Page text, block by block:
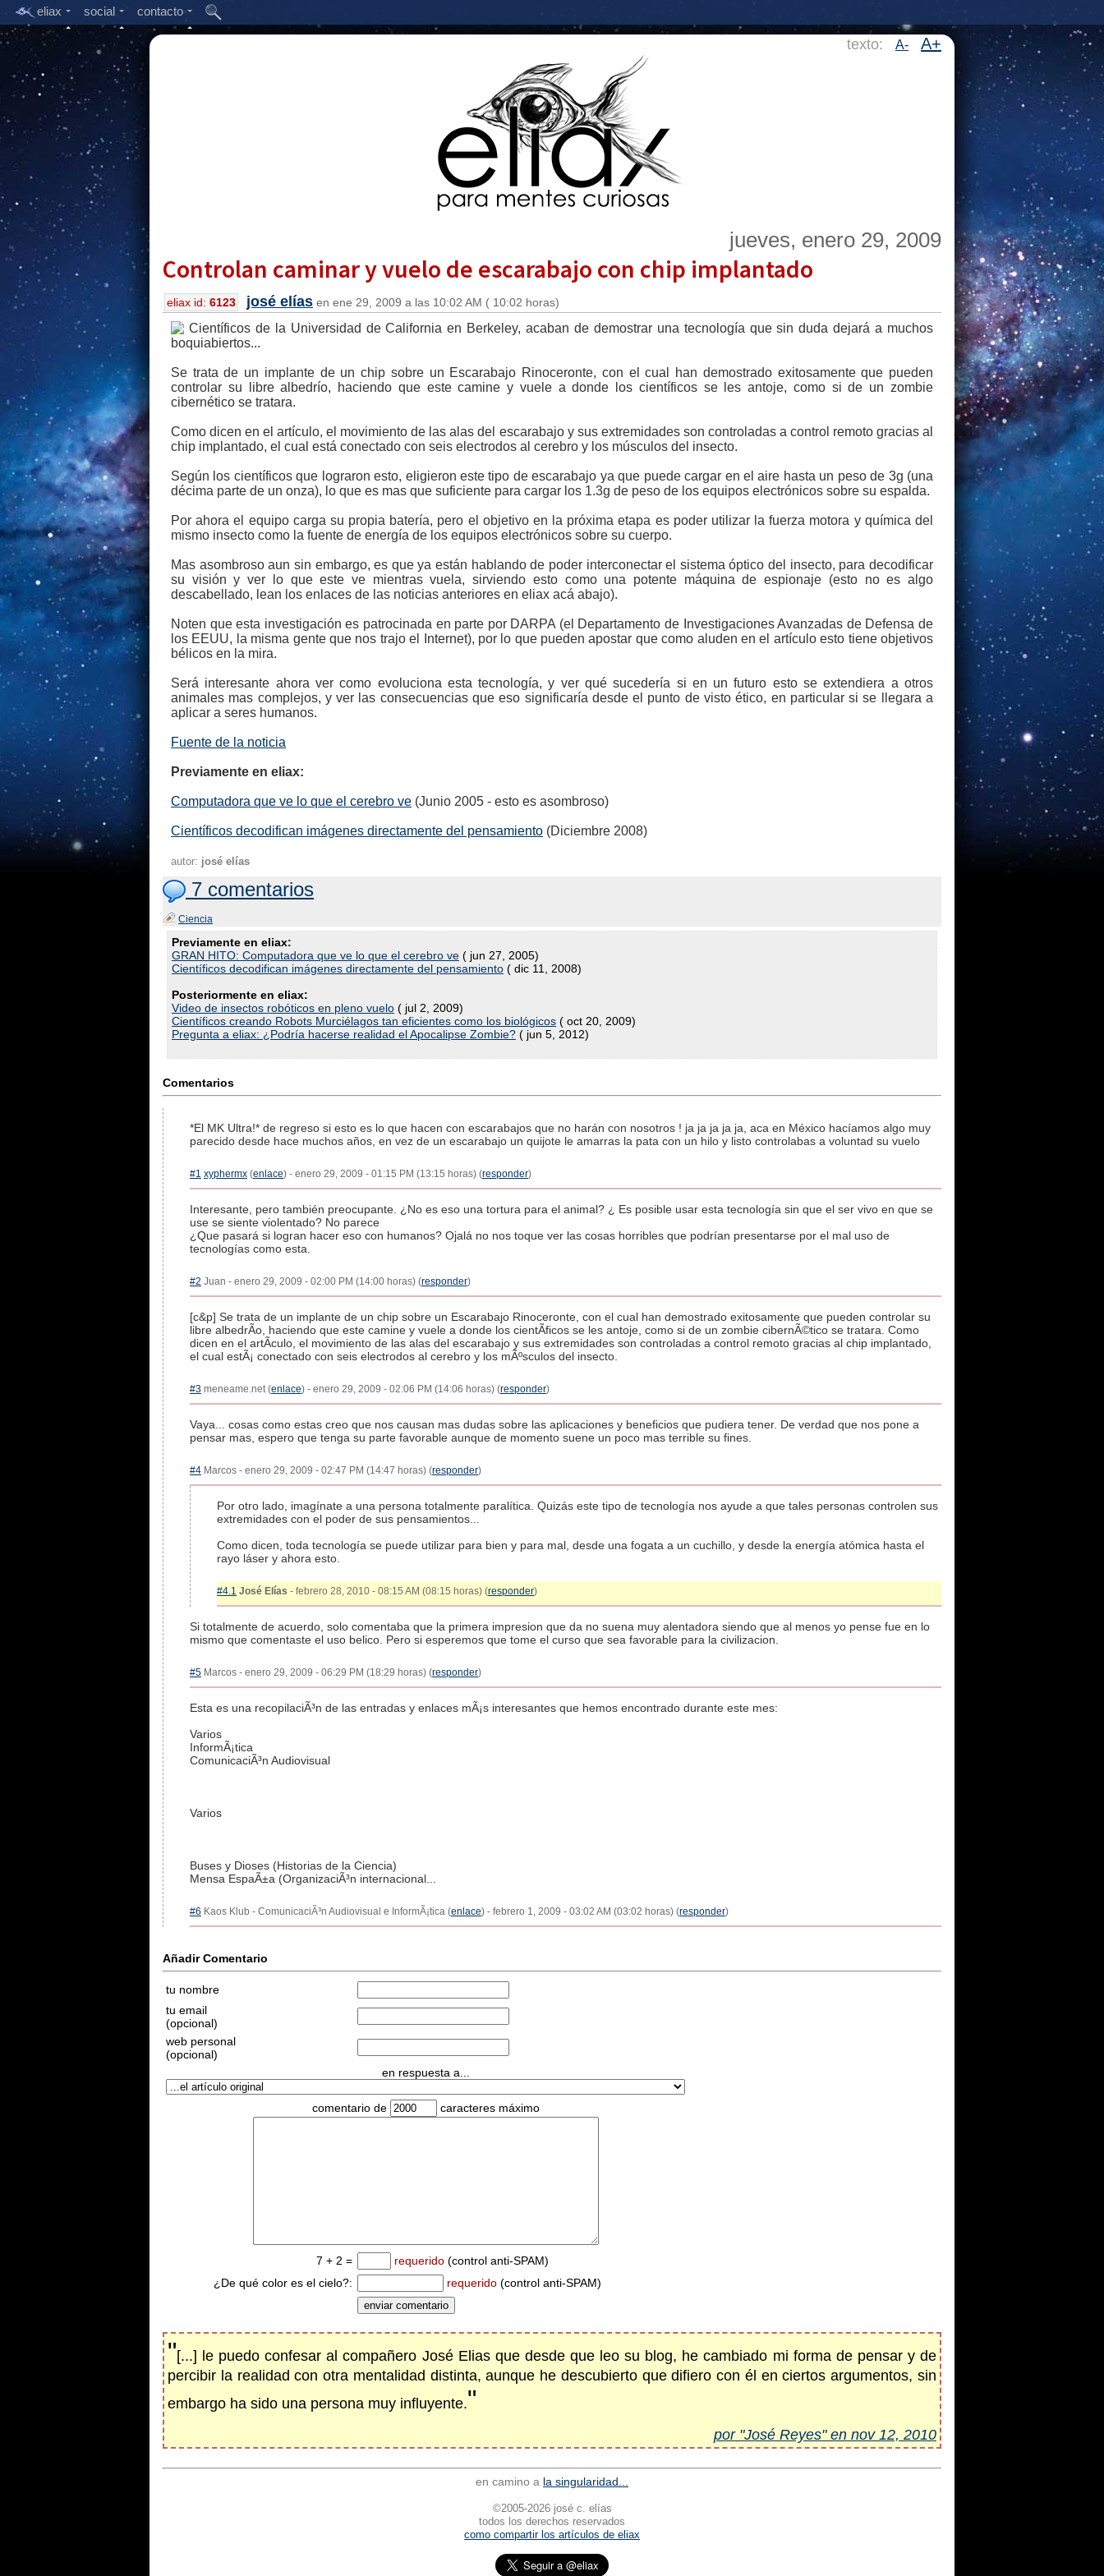
eliax social contacto
texto: A- A+
jueves, enero 29, 2009
Controlan caminar y vuelo de escarabajo con chip implantado
eliax id: 6123 josé elías en ene 29, 2009 a las 10:02 AM ( 10:02 horas)
Científicos de la Universidad de California en Berkeley, acaban de demostrar una tecnología que sin duda dejará a muchos
boquiabiertos...
Se trata de un implante de un chip sobre un Escarabajo Rinoceronte, con el cual han demostrado exitosamente que pueden
controlar su libre albedrío, haciendo que este camine y vuele a donde los científicos se les antoje, como si de un zombie
cibernético se tratara.
Como dicen en el artículo, el movimiento de las alas del escarabajo y sus extremidades son controladas a control remoto gracias al
chip implantado, el cual está conectado con seis electrodos al cerebro y los músculos del insecto.
Según los científicos que lograron esto, eligieron este tipo de escarabajo ya que puede cargar en el aire hasta un peso de 3g (una
décima parte de un onza), lo que es mas que suficiente para cargar los 1.3g de peso de los equipos electrónicos sobre su espalda.
Por ahora el equipo carga su propia batería, pero el objetivo en la próxima etapa es poder utilizar la fuerza motora y química del
mismo insecto como la fuente de energía de los equipos electrónicos sobre su cuerpo.
Mas asombroso aun sin embargo, es que ya están hablando de poder interconectar el sistema óptico del insecto, para decodificar
su visión y ver lo que este ve mientras vuela, sirviendo esto como una potente máquina de espionaje (esto no es algo
descabellado, lean los enlaces de las noticias anteriores en eliax acá abajo).
Noten que esta investigación es patrocinada en parte por DARPA (el Departamento de Investigaciones Avanzadas de Defensa de
los EEUU, la misma gente que nos trajo el Internet), por lo que pueden apostar que como aluden en el artículo esto tiene objetivos
bélicos en la mira.
Será interesante ahora ver como evoluciona esta tecnología, y ver qué sucedería si en un futuro esto se extendiera a otros
animales mas complejos, y ver las consecuencias que eso significaría desde el punto de visto ético, en particular si se llegara a
aplicar a seres humanos.
Fuente de la noticia
Previamente en eliax:
Computadora que ve lo que el cerebro ve (Junio 2005 - esto es asombroso)
Científicos decodifican imágenes directamente del pensamiento (Diciembre 2008)
autor: josé elías
7 comentarios
Ciencia
Previamente en eliax:
GRAN HITO: Computadora que ve lo que el cerebro ve ( jun 27, 2005)
Científicos decodifican imágenes directamente del pensamiento ( dic 11, 2008)
Posteriormente en eliax:
Video de insectos robóticos en pleno vuelo ( jul 2, 2009)
Científicos creando Robots Murciélagos tan eficientes como los biológicos ( oct 20, 2009)
Pregunta a eliax: ¿Podría hacerse realidad el Apocalipse Zombie? ( jun 5, 2012)
Comentarios
*El MK Ultra!* de regreso si esto es lo que hacen con escarabajos que no harán con nosotros ! ja ja ja ja ja, aca en México hacíamos algo muy
parecido desde hace muchos años, en vez de un escarabajo un quijote le amarras la pata con un hilo y listo controlabas a voluntad su vuelo
#1 xyphermx (enlace) - enero 29, 2009 - 01:15 PM (13:15 horas) (responder)
Interesante, pero también preocupante. ¿No es eso una tortura para el animal? ¿ Es posible usar esta tecnología sin que el ser vivo en que se
use se siente violentado? No parece
¿Que pasará si logran hacer eso con humanos? Ojalá no nos toque ver las cosas horribles que podrían presentarse por el mal uso de
tecnologías como esta.
#2 Juan - enero 29, 2009 - 02:00 PM (14:00 horas) (responder)
[c&p] Se trata de un implante de un chip sobre un Escarabajo Rinoceronte, con el cual han demostrado exitosamente que pueden controlar su
libre albedrÃ­o, haciendo que este camine y vuele a donde los cientÃ­ficos se les antoje, como si de un zombie cibernÃ©tico se tratara. Como
dicen en el artÃ­culo, el movimiento de las alas del escarabajo y sus extremidades son controladas a control remoto gracias al chip implantado,
el cual estÃ¡ conectado con seis electrodos al cerebro y los mÃºsculos del insecto.
#3 meneame.net (enlace) - enero 29, 2009 - 02:06 PM (14:06 horas) (responder)
Vaya... cosas como estas creo que nos causan mas dudas sobre las aplicaciones y beneficios que pudiera tener. De verdad que nos pone a
pensar mas, espero que tenga su parte favorable aunque de momento suene un poco mas terrible su fines.
#4 Marcos - enero 29, 2009 - 02:47 PM (14:47 horas) (responder)
Por otro lado, imagínate a una persona totalmente paralítica. Quizás este tipo de tecnología nos ayude a que tales personas controlen sus
extremidades con el poder de sus pensamientos...
Como dicen, toda tecnología se puede utilizar para bien y para mal, desde una fogata a un cuchillo, y desde la energía atómica hasta el
rayo láser y ahora esto.
#4.1 José Elías - febrero 28, 2010 - 08:15 AM (08:15 horas) (responder)
Si totalmente de acuerdo, solo comentaba que la primera impresion que da no suena muy alentadora siendo que al menos yo pense fue en lo
mismo que comentaste el uso belico. Pero si esperemos que tome el curso que sea favorable para la civilizacion.
#5 Marcos - enero 29, 2009 - 06:29 PM (18:29 horas) (responder)
Esta es una recopilaciÃ³n de las entradas y enlaces mÃ¡s interesantes que hemos encontrado durante este mes:
Varios
InformÃ¡tica
ComunicaciÃ³n Audiovisual
Varios
Buses y Dioses (Historias de la Ciencia)
Mensa EspaÃ±a (OrganizaciÃ³n internacional...
#6 Kaos Klub - ComunicaciÃ³n Audiovisual e InformÃ¡tica (enlace) - febrero 1, 2009 - 03:02 AM (03:02 horas) (responder)
Añadir Comentario
tu nombre
tu email
(opcional)
web personal
(opcional)
en respuesta a...
comentario de caracteres máximo
7 + 2 = requerido (control anti-SPAM)
¿De qué color es el cielo?:
requerido (control anti-SPAM)
"[...] le puedo confesar al compañero José Elias que desde que leo su blog, he cambiado mi forma de pensar y de
percibir la realidad con otra mentalidad distinta, aunque he descubierto que difiero con él en ciertos argumentos, sin
embargo ha sido una persona muy influyente."
por "José Reyes" en nov 12, 2010
en camino a la singularidad...
©2005-2026 josé c. elías
todos los derechos reservados
como compartir los artículos de eliax